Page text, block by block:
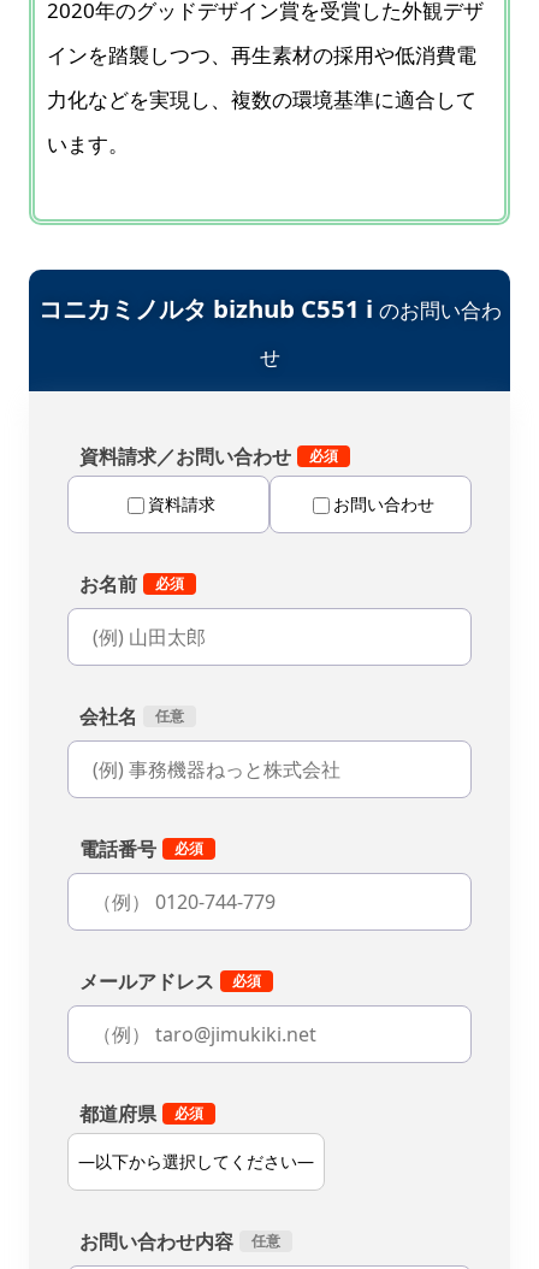
2020年のグッドデザイン賞を受賞した外観デザ
インを踏襲しつつ、再生素材の採用や低消費電
力化などを実現し、複数の環境基準に適合して
います。
コニカミノルタ bizhub C551 i のお問い合わ
せ
資料請求／お問い合わせ
資料請求 お問い合わせ
お名前
会社名
電話番号
メールアドレス
都道府県
お問い合わせ内容